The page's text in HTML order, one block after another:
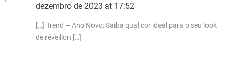
dezembro de 2023 at 17:52
[…] Trend – Ano Novo: Saiba qual cor ideal para o seu look
de réveillon […]